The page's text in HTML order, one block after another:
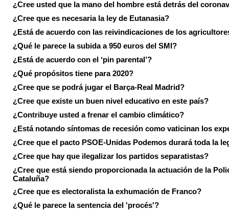
¿Cree usted que la mano del hombre está detrás del
¿Cree que es necesaria la ley de Eutanasia?
¿Está de acuerdo con las reivindicaciones de los
¿Qué le parece la subida a 950 euros del SMI?
¿Está de acuerdo con el ‘pin parental’?
¿Qué propósitos tiene para 2020?
¿Cree que se podrá jugar el Barça-Real Madrid?
¿Cree que existe un buen nivel educativo en este país?
¿Contribuye usted a frenar el cambio climático?
¿Está notando síntomas de recesión como vaticinan los
¿Cree que el pacto PSOE-Unidas Podemos durará toda la
¿Cree que hay que ilegalizar los partidos separatistas?
¿Cree que está siendo proporcionada la actuación de la
Cataluña?
¿Cree que es electoralista la exhumación de Franco?
¿Qué le parece la sentencia del 'procés'?